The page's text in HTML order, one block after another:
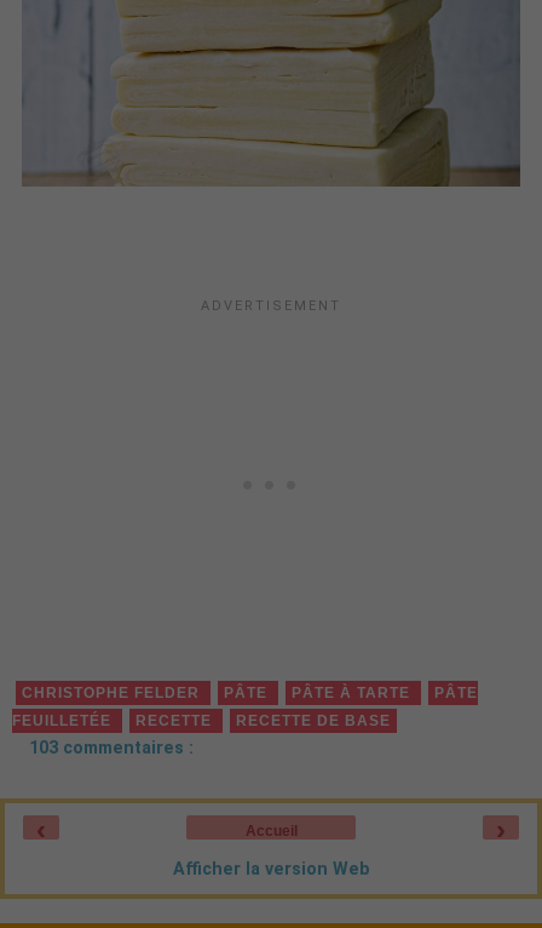
CHRISTOPHE FELDER PÂTE PÂTE À TARTE
PÂTE
FEUILLETÉE
RECETTE RECETTE DE BASE
103 commentaires :
‹ ›
Accueil
Afficher la version Web